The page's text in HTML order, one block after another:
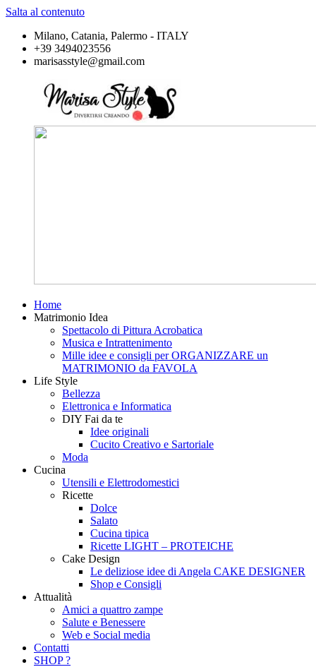
Salta al contenuto
Milano, Catania, Palermo - ITALY
+39 3494023556
marisasstyle@gmail.com
Marisa
Divertirsi
Home
Matrimonio Idea
Spettacolo di Pittura Acrobatica
Musica e Intrattenimento
Mille idee e consigli per ORGANIZZARE un
MATRIMONIO da FAVOLA
Life Style
Bellezza
Elettronica e Informatica
DIY Fai da te
Idee originali
Cucito Creativo e Sartoriale
Moda
Cucina
Utensili e Elettrodomestici
Ricette
Dolce
Salato
Cucina tipica
Ricette LIGHT – PROTEICHE
Cake Design
Le deliziose idee di Angela CAKE DESIGNER
Shop e Consigli
Attualità
Amici a quattro zampe
Salute e Benessere
Web e Social media
Contatti
SHOP ?